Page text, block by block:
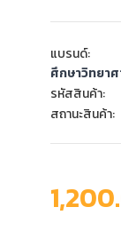
แบรนด์:
ศึกษาวิทยา
รหัสสินค้า:
สถานะสินค้า: